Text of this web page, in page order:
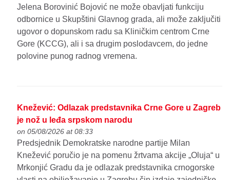
Jelena Borovinić Bojović ne može obavljati funkciju
odbornice u Skupštini Glavnog grada, ali može zaključiti
ugovor o dopunskom radu sa Kliničkim centrom Crne
Gore (KCCG), ali i sa drugim poslodavcem, do jedne
polovine punog radnog vremena.
Knežević: Odlazak predstavnika Crne Gore u Zagreb
je nož u leđa srpskom narodu
on 05/08/2026 at 08:33
Predsjednik Demokratske narodne partije Milan
Knežević poručio je na pomenu žrtvama akcije „Oluja“ u
Mrkonjić Gradu da je odlazak predstavnika crnogorske